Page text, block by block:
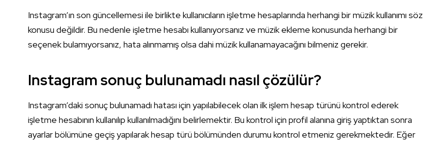
Instagram’ın son güncellemesi ile birlikte kullanıcıların işletme hesaplarında herhangi bir müzik kullanımı söz
konusu değildir. Bu nedenle işletme hesabı kullanıyorsanız ve müzik ekleme konusunda herhangi bir
seçenek bulamıyorsanız, hata alınmamış olsa dahi müzik kullanamayacağını bilmeniz gerekir.
Instagram sonuç bulunamadı nasıl çözülür?
Instagram’daki sonuç bulunamadı hatası için yapılabilecek olan ilk işlem hesap türünü kontrol ederek
işletme hesabının kullanılıp kullanılmadığını belirlemektir. Bu kontrol için profil alanına giriş yaptıktan sonra
ayarlar bölümüne geçiş yapılarak hesap türü bölümünden durumu kontrol etmeniz gerekmektedir. Eğer